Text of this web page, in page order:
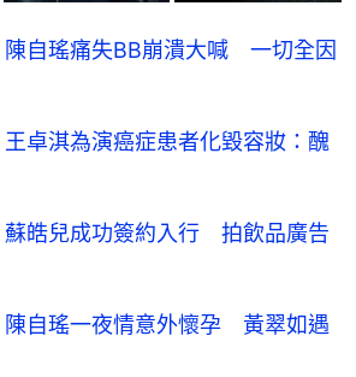
陳自瑤痛失BB崩潰大喊 一切全因
卓淇為演癌症患者化毀容妝：醜
蘇皓兒成功簽約入行 拍飲品廣告
陳自瑤一夜情意外懷孕 黃翠如遇